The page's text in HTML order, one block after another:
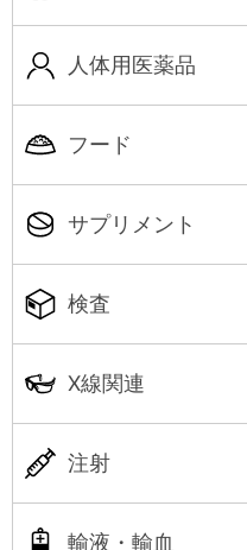
人体用医薬品
フード
サプリメント
検査
X線関連
注射
輸液・輸血